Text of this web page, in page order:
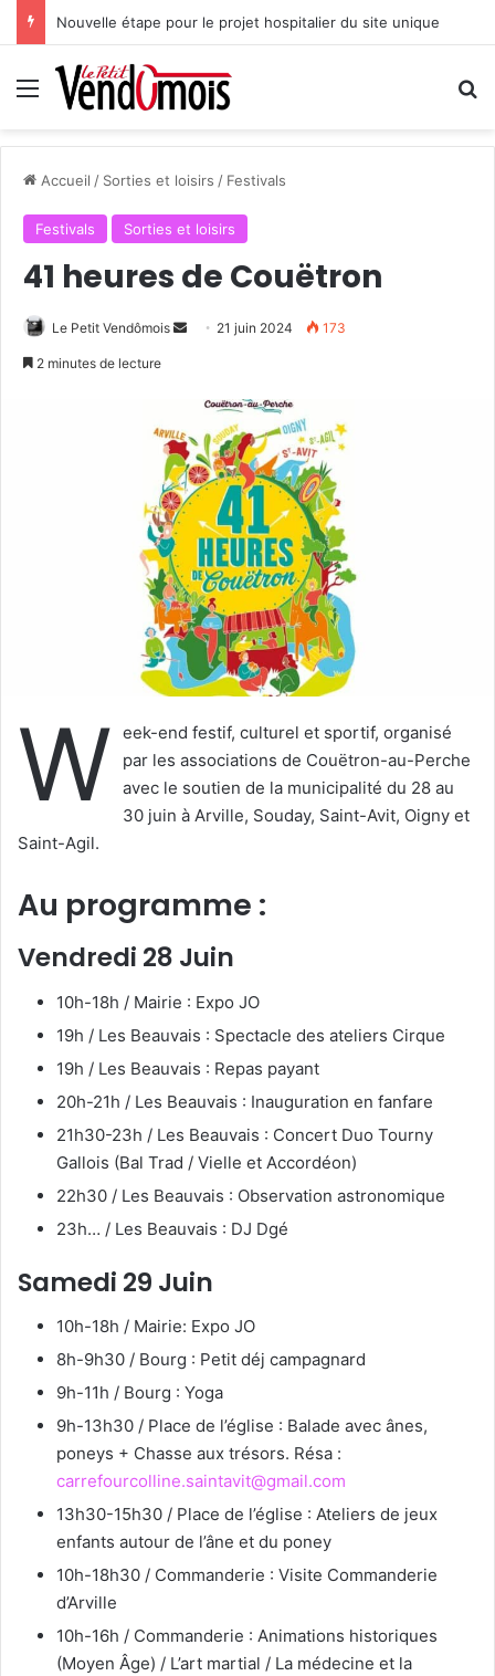
Nouvelle étape pour le projet hospitalier du site unique
Menu
Accueil / Sorties et loisirs / Festivals
Festivals Sorties et loisirs
41 heures de Couëtron
Le Petit Vendômois
y
e
r
c
o
u
r
i
e
21 juin 2024 173
2 minutes de lecture
W eek-end festif, culturel et sportif, organisé
par les associations de Couëtron-au-Perche
avec le soutien de la municipalité du 28 au
30 juin à Arville, Souday, Saint-Avit, Oigny et
Saint-Agil.
Au programme :
Vendredi 28 Juin
10h-18h / Mairie : Expo JO
19h / Les Beauvais : Spectacle des ateliers Cirque
19h / Les Beauvais : Repas payant
20h-21h / Les Beauvais : Inauguration en fanfare
21h30-23h / Les Beauvais : Concert Duo Tourny
Gallois (Bal Trad / Vielle et Accordéon)
22h30 / Les Beauvais : Observation astronomique
23h… / Les Beauvais : DJ Dgé
Samedi 29 Juin
10h-18h / Mairie: Expo JO
8h-9h30 / Bourg : Petit déj campagnard
9h-11h / Bourg : Yoga
9h-13h30 / Place de l’église : Balade avec ânes,
poneys + Chasse aux trésors. Résa :
carrefourcolline.saintavit@gmail.com
13h30-15h30 / Place de l’église : Ateliers de jeux
enfants autour de l’âne et du poney
10h-18h30 / Commanderie : Visite Commanderie
d’Arville
10h-16h / Commanderie : Animations historiques
(Moyen Âge) / L’art martial / La médecine et la